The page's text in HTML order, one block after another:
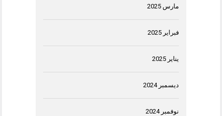
مارس 2025
فبراير 2025
يناير 2025
ديسمبر 2024
نوفمبر 2024